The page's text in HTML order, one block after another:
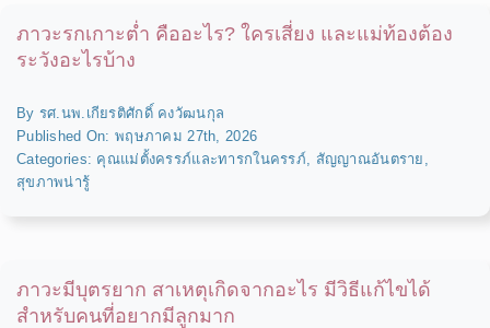
ภาวะรกเกาะต่ำ คืออะไร? ใครเสี่ยง และแม่ท้องต้อง
ระวังอะไรบ้าง
By รศ.นพ.เกียรติศักดิ์ คงวัฒนกุล
Published On: พฤษภาคม 27th, 2026
Categories: คุณแม่ตั้งครรภ์และทารกในครรภ์ สัญญาณอันตราย
สุขภาพน่ารู้
ภาวะมีบุตรยาก สาเหตุเกิดจากอะไร มีวิธีแก้ไขได้
สำหรับคนที่อยากมีลูกมาก